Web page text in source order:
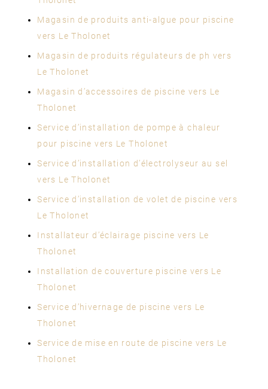
Magasin de produits anti-algue pour piscine
vers Le Tholonet
Magasin de produits régulateurs de ph vers
Le Tholonet
Magasin d’accessoires de piscine vers Le
Tholonet
Service d’installation de pompe à chaleur
pour piscine vers Le Tholonet
Service d’installation d’électrolyseur au sel
vers Le Tholonet
Service d’installation de volet de piscine vers
Le Tholonet
Installateur d’éclairage piscine vers Le
Tholonet
Installation de couverture piscine vers Le
Tholonet
Service d’hivernage de piscine vers Le
Tholonet
Service de mise en route de piscine vers Le
Tholonet